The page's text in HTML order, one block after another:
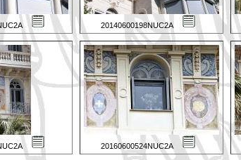
20140600198NUC2A
20160600524NUC2A